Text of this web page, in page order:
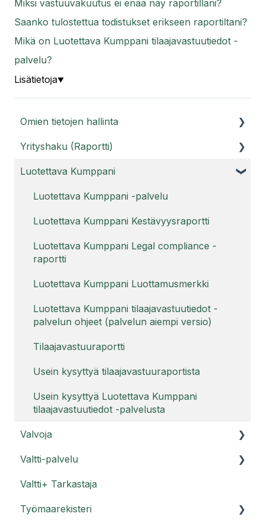
Miksi vastuuvakuutus ei enää näy raportillani?
Saanko tulostettua todistukset erikseen raportiltani?
Mikä on Luotettava Kumppani tilaajavastuutiedot -
palvelu?
Lisätietoja▼
Omien tietojen hallinta
Asiakasportaali
Käyttäjätunnukset
Usein kysyttyä tilistä
Yrityshaku (Raportti)
Raporttihaku ja Raportti PRO
Usein kysyttyä Raportti-palvelusta
Usein kysyttyä Raportti PRO:sta
Luotettava Kumppani
Luotettava Kumppani -palvelu
Luotettava Kumppani Kestävyysraportti
Luotettava Kumppani Legal compliance -
raportti
Luotettava Kumppani Luottamusmerkki
Luotettava Kumppani tilaajavastuutiedot -
palvelun ohjeet (palvelun aiempi versio)
Tilaajavastuuraportti
Usein kysyttyä tilaajavastuuraportista
Usein kysyttyä Luotettava Kumppani
tilaajavastuutiedot -palvelusta
Valvoja
Valvoja-ohjeet
Usein kysyttyä Valvojasta
Valtti-palvelu
Valttikortti
Usein kysyttyä Valttikortista
Valtti+ Tarkastaja
Työmaarekisteri